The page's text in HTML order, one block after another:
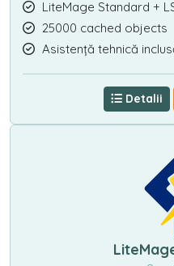
LiteMage Standard +
25000 cached objects
Asistență tehnică
Detalii